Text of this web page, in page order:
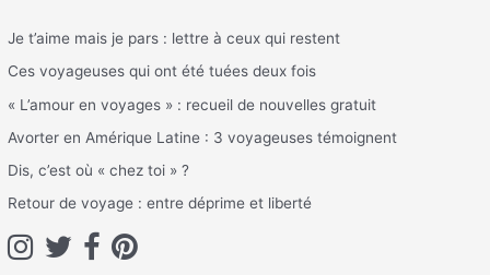
e
r
c
h
Je t’aime mais je pars : lettre à ceux qui restent
Ces voyageuses qui ont été tuées deux fois
« L’amour en voyages » : recueil de nouvelles gratuit
Avorter en Amérique Latine : 3 voyageuses témoignent
Dis, c’est où « chez toi » ?
Retour de voyage : entre déprime et liberté